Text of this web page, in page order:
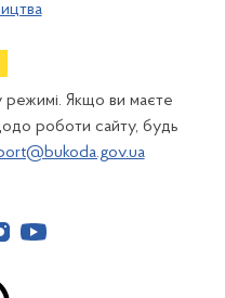
режимі. Якщо ви маєте
роботи сайту, будь